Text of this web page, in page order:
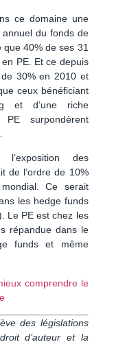
ce domaine une
du fonds de
que 40% de ses 31
PE. Et ce depuis
30% en 2010 et
ceux bénéficiant
et d’une riche
surpondèrent
des
de l’ordre de 10%
Ce serait
les hedge funds
Le PE est chez les
répandue dans le
funds et même
comprendre le
des législations
d’auteur et la